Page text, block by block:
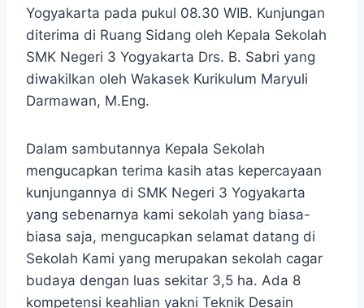
Yogyakarta pada pukul 08.30 WIB. Kunjungan
diterima di Ruang Sidang oleh Kepala Sekolah
SMK Negeri 3 Yogyakarta Drs. B. Sabri yang
diwakilkan oleh Wakasek Kurikulum Maryuli
Darmawan, M.Eng.
Dalam sambutannya Kepala Sekolah
mengucapkan terima kasih atas kepercayaan
kunjungannya di SMK Negeri 3 Yogyakarta
yang sebenarnya kami sekolah yang biasa-
biasa saja, mengucapkan selamat datang di
Sekolah Kami yang merupakan sekolah cagar
budaya dengan luas sekitar 3,5 ha. Ada 8
kompetensi keahlian yakni Teknik Desain